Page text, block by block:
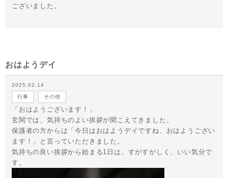
ございました。
おはようデイ
2025.02.14
行事 その他
「おはようございます！」
玄関では、気持ちのよい挨拶が聞こえてきました。
保護者の方からは「今日はおはようデイですね、おはようござい
ます！」と言っていただきました。
気持ちの良い挨拶から始まる1日は、すがすがしく、いい気分で
す。